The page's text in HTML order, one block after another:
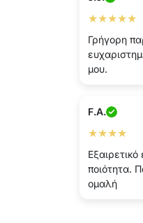
★★★★★
Γρήγορη
μου.
F.A.
★★★★
ποιότητα.
ομαλή